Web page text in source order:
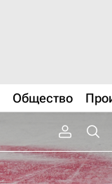
Общество